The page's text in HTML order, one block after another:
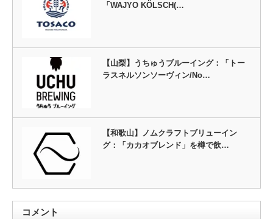
「WAJYO KÖLSCH(…
【山梨】うちゅうブルーイング：「トー
ラスネルソンソーヴィン/No…
【和歌山】ノムクラフトブリューイン
グ：「カカオブレンド」を樽で飲…
コメント